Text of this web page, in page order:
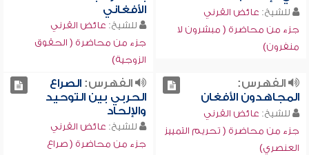
للشيخ: عائض القرني
جزء من محاضرة ( مبشرون لا
منفرون)
الأفغاني
للشيخ: عائض القرني
جزء من محاضرة ( الحقوق
الزوجية)
الفهرس:
المجاهدون الأفغان
للشيخ: عائض القرني
جزء من محاضرة ( تحريم التمييز
العنصري)
الفهرس:الصراع
الحربي بين التوحيد
والإلحاد
للشيخ: عائض القرني
جزء من محاضرة ( صراع